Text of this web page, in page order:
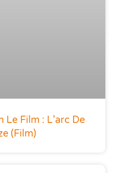
Le Film : L’arc De
(film)